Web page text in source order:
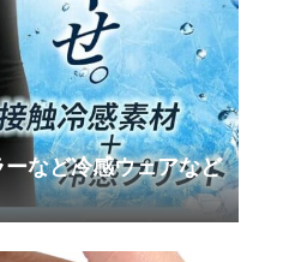
など冷感ウェアなど